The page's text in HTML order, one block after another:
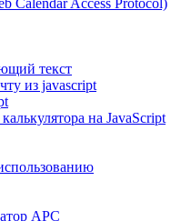
Calendar Access Protocol)
текст
из javascript
на JavaScript
APC